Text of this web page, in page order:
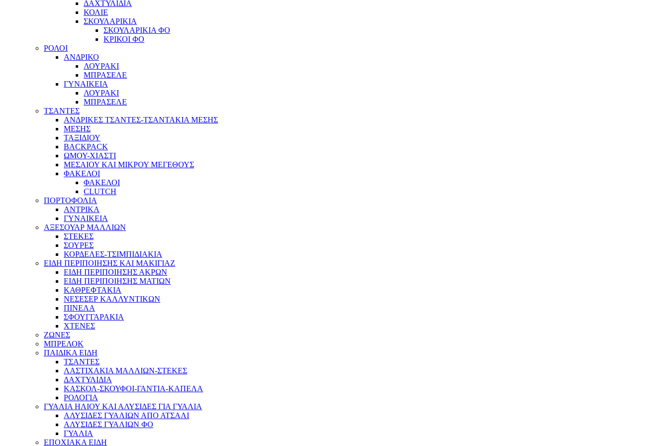
ΔΑΧΤΥΛΙΔΙΑ
ΚΟΛΙΕ
ΣΚΟΥΛΑΡΙΚΙΑ
ΣΚΟΥΛΑΡΙΚΙΑ ΦΟ
ΚΡΙΚΟΙ ΦΟ
ΡΟΛΟΙ
ΑΝΔΡΙΚΟ
ΛΟΥΡΑΚΙ
ΜΠΡΑΣΕΛΕ
ΓΥΝΑΙΚΕΙΑ
ΛΟΥΡΑΚΙ
ΜΠΡΑΣΕΛΕ
ΤΣΑΝΤΕΣ
ΑΝΔΡΙΚΕΣ ΤΣΑΝΤΕΣ-ΤΣΑΝΤΑΚΙΑ ΜΕΣΗΣ
ΜΕΣΗΣ
ΤΑΞΙΔΙΟΥ
BACKPACK
ΩΜΟΥ-ΧΙΑΣΤΙ
ΜΕΣΑΙΟΥ ΚΑΙ ΜΙΚΡΟΥ ΜΕΓΕΘΟΥΣ
ΦΑΚΕΛΟΙ
ΦΑΚΕΛΟΙ
CLUTCH
ΠΟΡΤΟΦΟΛΙΑ
ΑΝΤΡΙΚΑ
ΓΥΝΑΙΚΕΙΑ
ΑΞΕΣΟΥΑΡ ΜΑΛΛΙΩΝ
ΣΤΕΚΕΣ
ΣΟΥΡΕΣ
ΚΟΡΔΕΛΕΣ-ΤΣΙΜΠΙΔΙΑΚΙΑ
ΕΙΔΗ ΠΕΡΙΠΟΙΗΣΗΣ ΚΑΙ ΜΑΚΙΓΙΑΖ
ΕΙΔΗ ΠΕΡΙΠΟΙΗΣΗΣ ΑΚΡΩΝ
ΕΙΔΗ ΠΕΡΙΠΟΙΗΣΗΣ ΜΑΤΙΩΝ
ΚΑΘΡΕΦΤΑΚΙΑ
ΝΕΣΕΣΕΡ ΚΑΛΛΥΝΤΙΚΩΝ
ΠΙΝΕΛΑ
ΣΦΟΥΓΓΑΡΑΚΙΑ
ΧΤΕΝΕΣ
ΖΩΝΕΣ
ΜΠΡΕΛΟΚ
ΠΑΙΔΙΚΑ ΕΙΔΗ
ΤΣΑΝΤΕΣ
ΛΑΣΤΙΧΑΚΙΑ ΜΑΛΛΙΩΝ-ΣΤΕΚΕΣ
ΔΑΧΤΥΛΙΔΙΑ
ΚΑΣΚΟΛ-ΣΚΟΥΦΟΙ-ΓΑΝΤΙΑ-ΚΑΠΕΛΑ
ΡΟΛΟΓΙΑ
ΓΥΑΛΙΑ ΗΛΙΟΥ ΚΑΙ ΑΛΥΣΙΔΕΣ ΓΙΑ ΓΥΑΛΙΑ
ΑΛΥΣΙΔΕΣ ΓΥΑΛΙΩΝ ΑΠΟ ΑΤΣΑΛΙ
ΑΛΥΣΙΔΕΣ ΓΥΑΛΙΩΝ ΦΟ
ΓΥΑΛΙΑ
ΕΠΟΧΙΑΚΑ ΕΙΔΗ